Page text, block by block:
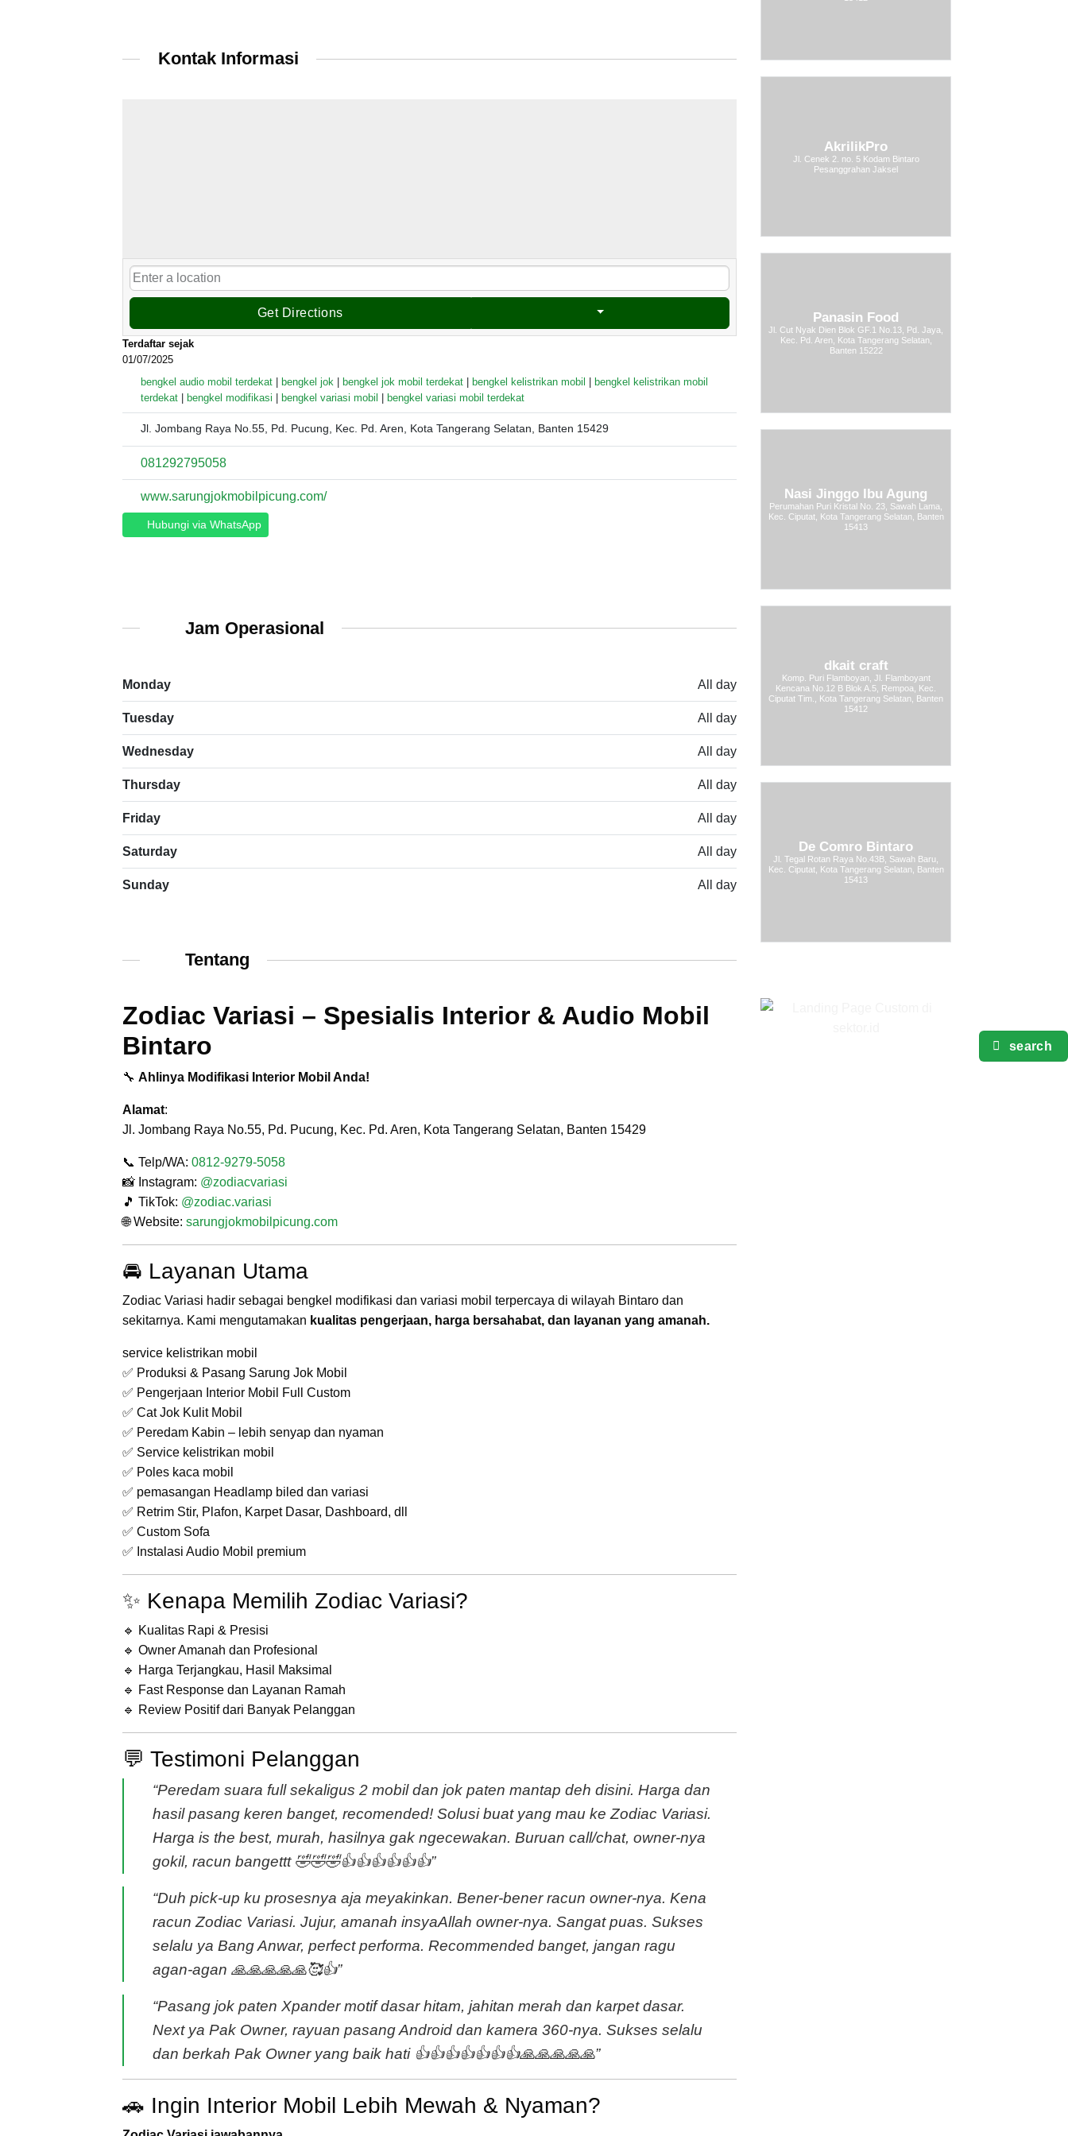
Kontak Informasi
Get Directions
Terdaftar sejak
01/07/2025
bengkel audio mobil terdekat |bengkel jok |bengkel jok mobil terdekat |bengkel kelistrikan mobil |bengkel kelistrikan mobil
terdekat |bengkel modifikasi |bengkel variasi mobil |bengkel variasi mobil terdekat
Jl. Jombang Raya No.55, Pd. Pucung, Kec. Pd. Aren, Kota Tangerang Selatan, Banten 15429
081292795058
www.sarungjokmobilpicung.com/
Hubungi via WhatsApp
Jam Operasional
Monday All day
Tuesday All day
Wednesday All day
Thursday All day
Friday All day
Saturday All day
Sunday All day
Tentang
Zodiac Variasi – Spesialis Interior & Audio Mobil
Bintaro
🔧 Ahlinya Modifikasi Interior Mobil Anda!
Alamat:
Jl. Jombang Raya No.55, Pd. Pucung, Kec. Pd. Aren, Kota Tangerang Selatan, Banten 15429
📞 Telp/WA: 0812-9279-5058
📸 Instagram: @zodiacvariasi
🎵 TikTok: @zodiac.variasi
🌐 Website: sarungjokmobilpicung.com
🚘 Layanan Utama
Zodiac Variasi hadir sebagai bengkel modifikasi dan variasi mobil terpercaya di wilayah Bintaro dan
sekitarnya. Kami mengutamakan kualitas pengerjaan, harga bersahabat, dan layanan yang amanah.
service kelistrikan mobil
✅ Produksi & Pasang Sarung Jok Mobil
✅ Pengerjaan Interior Mobil Full Custom
✅ Cat Jok Kulit Mobil
✅ Peredam Kabin – lebih senyap dan nyaman
✅ Service kelistrikan mobil
✅ Poles kaca mobil
✅ pemasangan Headlamp biled dan variasi
✅ Retrim Stir, Plafon, Karpet Dasar, Dashboard, dll
✅ Custom Sofa
✅ Instalasi Audio Mobil premium
✨ Kenapa Memilih Zodiac Variasi?
🔹 Kualitas Rapi & Presisi
🔹 Owner Amanah dan Profesional
🔹 Harga Terjangkau, Hasil Maksimal
🔹 Fast Response dan Layanan Ramah
🔹 Review Positif dari Banyak Pelanggan
💬 Testimoni Pelanggan
“Peredam suara full sekaligus 2 mobil dan jok paten mantap deh disini. Harga dan
hasil pasang keren banget, recomended! Solusi buat yang mau ke Zodiac Variasi.
Harga is the best, murah, hasilnya gak ngecewakan. Buruan call/chat, owner-nya
gokil, racun bangettt 🤣🤣🤣👍👍👍👍👍👍”
“Duh pick-up ku prosesnya aja meyakinkan. Bener-bener racun owner-nya. Kena
racun Zodiac Variasi. Jujur, amanah insyaAllah owner-nya. Sangat puas. Sukses
selalu ya Bang Anwar, perfect performa. Recommended banget, jangan ragu
agan-agan 🙏🙏🙏🙏🙏🥰👍”
“Pasang jok paten Xpander motif dasar hitam, jahitan merah dan karpet dasar.
Next ya Pak Owner, rayuan pasang Android dan kamera 360-nya. Sukses selalu
dan berkah Pak Owner yang baik hati 👍👍👍👍👍👍👍🙏🙏🙏🙏🙏”
🚗 Ingin Interior Mobil Lebih Mewah & Nyaman?
AkrilikPro
Jl. Cenek 2. no. 5 Kodam Bintaro
Pesanggrahan Jaksel
Panasin Food
Jl. Cut Nyak Dien Blok GF.1 No.13, Pd. Jaya,
Kec. Pd. Aren, Kota Tangerang Selatan,
Banten 15222
Nasi Jinggo Ibu Agung
Perumahan Puri Kristal No. 23, Sawah Lama,
Kec. Ciputat, Kota Tangerang Selatan, Banten
15413
dkait craft
Komp. Puri Flamboyan, Jl. Flamboyant
Kencana No.12 B Blok A.5, Rempoa, Kec.
Ciputat Tim., Kota Tangerang Selatan, Banten
15412
De Comro Bintaro
Jl. Tegal Rotan Raya No.43B, Sawah Baru,
Kec. Ciputat, Kota Tangerang Selatan, Banten
15413
search